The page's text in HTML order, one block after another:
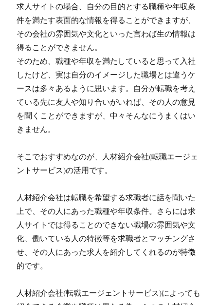
求人サイトの場合、自分の目的とする職種や年収条
件を満たす表面的な情報を得ることができますが、
その会社の雰囲気や文化といった言わば生の情報は
得ることができません。
そのため、職種や年収を満たしていると思って入社
したけど、実は自分のイメージした職場とは違うケ
ースは多々あるように思います。自分が転職を考え
ている先に友人や知り合いがいれば、その人の意見
を聞くことができますが、中々そんなにうまくはい
きません。
そこでおすすめなのが、人材紹介会社(転職エージェ
ントサービス)の活用です。
人材紹介会社は転職を希望する求職者に話を聞いた
上で、その人にあった職種や年収条件。さらには求
人サイトでは得ることのできない職場の雰囲気や文
化、働いている人の特徴等を求職者とマッチングさ
せ、その人にあった求人を紹介してくれるのが特徴
的です。
人材紹介会社(転職エージェントサービス)によっても